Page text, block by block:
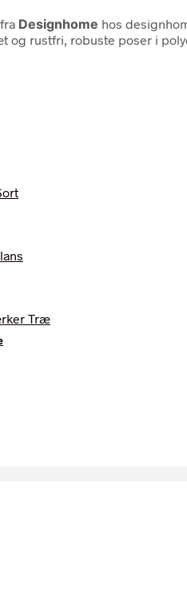
fra Designhome hos
og rustfri, robuste poser i